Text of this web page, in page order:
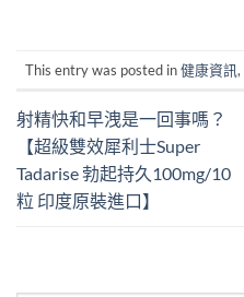
This entry was posted in健康資訊,
射精快和早洩是一回事嗎？
【超級雙效犀利士Super
Tadarise 勃起持久100mg/10
粒 印度原裝進口】